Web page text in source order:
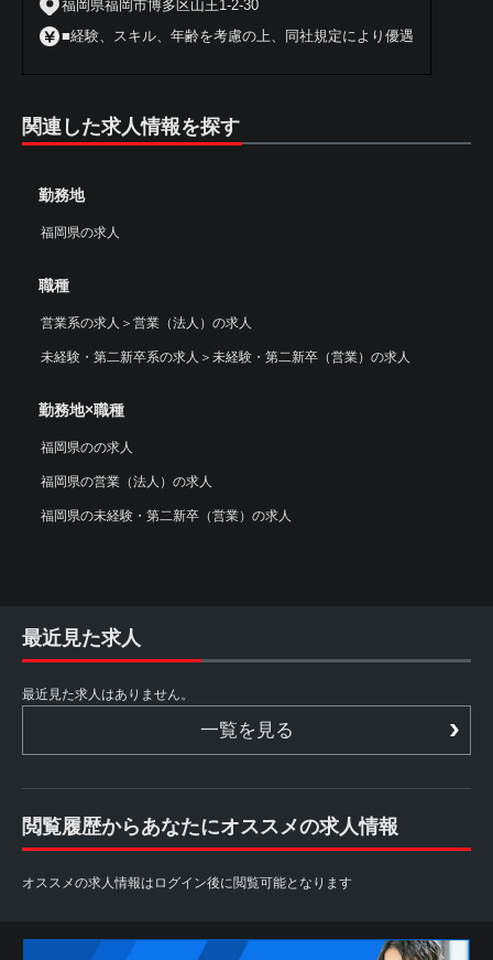
福岡県福岡市博多区山王1-2-30
■経験、スキル、年齢を考慮の上、同社規定により優遇
関連した求人情報を探す
勤務地
福岡県の求人
職種
営業系の求人 ＞ 営業（法人）の求人
未経験・第二新卒系の求人 ＞ 未経験・第二新卒（営業）の求人
勤務地×職種
福岡県のの求人
福岡県の営業（法人）の求人
福岡県の未経験・第二新卒（営業）の求人
最近見た求人
最近見た求人はありません。
一覧を見る
閲覧履歴からあなたにオススメの求人情報
オススメの求人情報はログイン後に閲覧可能となります